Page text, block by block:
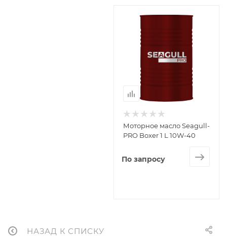
Моторное масло Seagull-
PRO Boxer 1 L 10W-40
По запросу
НАЗАД К СПИСКУ